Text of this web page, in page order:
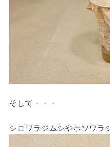
そして・・・
シロワラジムシやホソワラ